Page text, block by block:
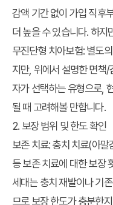
감액 기간 없이 가입 직후
더 높을 수 있습니다. 하지
무진단형 치아보험: 별도
지만, 위에서 설명한 면책/
자가 선택하는 유형으로,
될 때 고려해볼 만합니다.
2. 보장 범위 및 한도 확인
보존 치료: 충치 치료(아말
등 보존 치료에 대한 보장
세대는 충치 재발이나 기
므로 보장 한도가 충분한